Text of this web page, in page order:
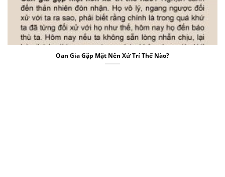
Oan Gia Gặp Mặt Nên Xử Trí Thế Nào?